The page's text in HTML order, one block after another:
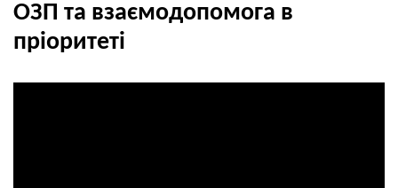
ОЗП та взаємодопомога в
пріоритеті